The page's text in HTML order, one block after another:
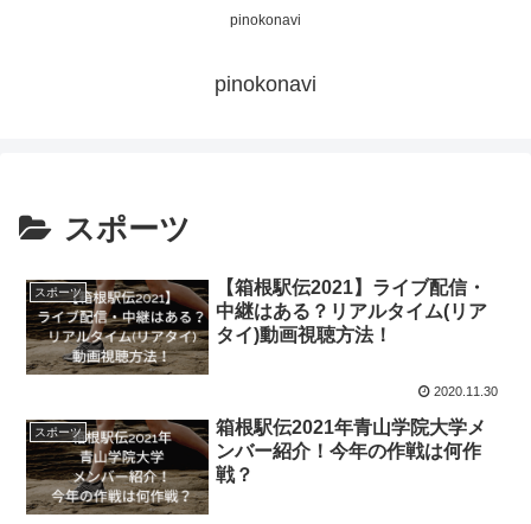
pinokonavi
pinokonavi
スポーツ
スポーツ
【箱根駅伝2021】ライブ配信・
中継はある？リアルタイム(リア
タイ)動画視聴方法！
2020.11.30
スポーツ
箱根駅伝2021年青山学院大学メ
ンバー紹介！今年の作戦は何作
戦？